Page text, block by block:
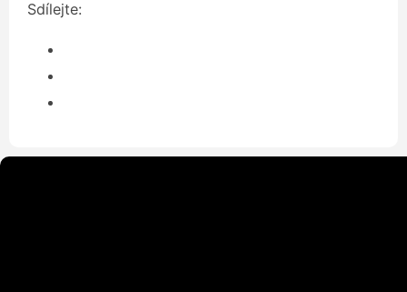
Sdílejte: